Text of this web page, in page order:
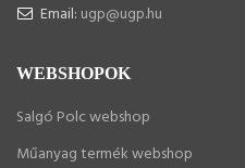
Email: ugp@ugp.hu
WEBSHOPOK
Salgó Polc webshop
Műanyag termék webshop